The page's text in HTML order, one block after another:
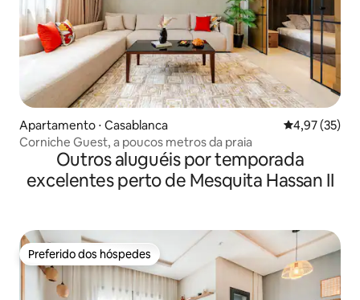
Apartamento ⋅ Casablanca 4,97 de uma
4,97 (35)
Corniche Guest, a poucos metros da praia
Outros aluguéis por temporada
excelentes perto de Mesquita Hassan II
Preferido dos hóspedes
Preferido dos hóspedes